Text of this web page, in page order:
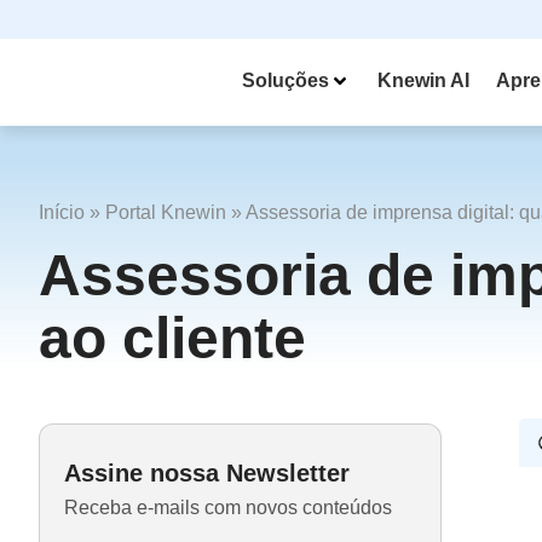
Soluções Knewin AI
Início » Portal Knewin » Assessoria de imprensa digital:
Assessoria de
ao cliente
Assine nossa Newsletter
Receba e-mails com novos conteúdos